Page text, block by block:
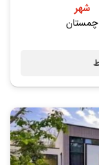
شهر
چمستان